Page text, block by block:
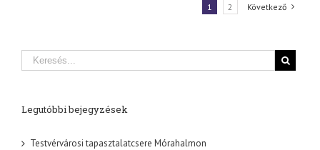
1 2 Következő
Legutóbbi bejegyzések
Testvérvárosi tapasztalatcsere Mórahalmon